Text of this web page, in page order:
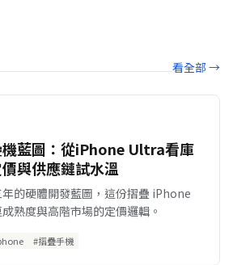
看全部 →
藍圖：從iPhone Ultra看庫
與供應鏈試水溫
的硬體開發藍圖，這份摺疊 iPhone
熟度與高階市場的定價邏輯。
#摺疊手機